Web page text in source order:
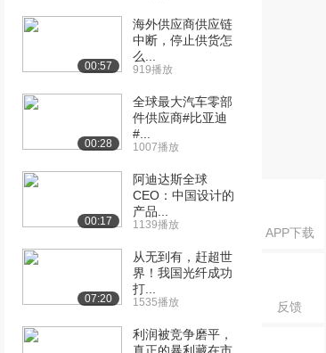
APP下载
反馈
[17] 2.4需求规律的例外
08:06
[18] 2.4需求规律的例外
3128播放
08:03
[19] 2.5其他因素对需求的
07:35
[20] 2.5其他因素对需求的
07:37
[21] 2.6产量与供给（上）
3929播放
06:53
00:57
海外供应商供应链
中断，停止供货怎
么...
919播放
00:28
全球最大汽车零部
件供应商#比亚迪
#...
1007播放
00:17
阿迪达斯全球
CEO：中国设计的
产品...
1139播放
07:20
从无到有，赶超世
界！我国光纤成功
打...
1535播放
利润被竞争磨平，